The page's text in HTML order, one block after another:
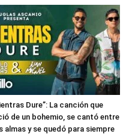
Dure”: La canción que
de un bohemio, se cantó entre
almas y se quedó para siempre